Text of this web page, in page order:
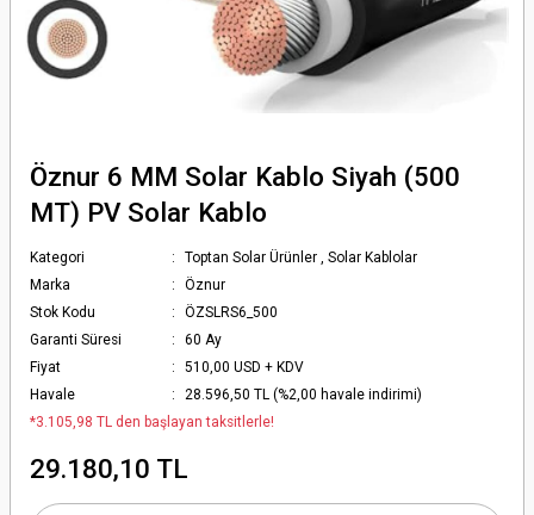
Öznur 6 MM Solar Kablo Siyah (500
MT) PV Solar Kablo
Kategori Toptan Solar Ürünler ,Solar Kablolar
Marka
Öznur
Stok Kodu
ÖZSLRS6_500
Garanti Süresi
60 Ay
Fiyat
510,00 USD + KDV
Havale
28.596,50 TL (%2,00 havale indirimi)
*3.105,98 TL den başlayan taksitlerle!
29.180,10 TL